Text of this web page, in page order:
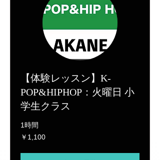
【体験レッスン】K-
POP&HIPHOP：火曜日 小
学生クラス
1時間
1,100
円
￥1,100